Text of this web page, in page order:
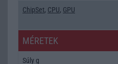
ChipSet, CPU, GPU
MÉRETEK
Súly g